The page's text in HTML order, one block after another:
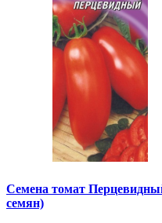
Семена томат
семян)